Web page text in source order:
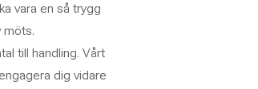
vara en så trygg
möts.
till handling. Vårt
dig vidare